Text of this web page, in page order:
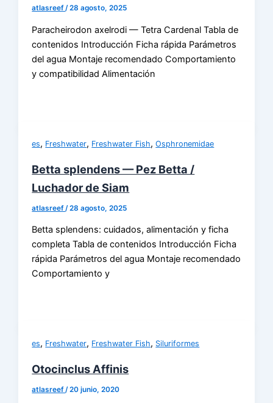
atlasreef/28 agosto, 2025
Paracheirodon axelrodi — Tetra Cardenal Tabla de
contenidos Introducción Ficha rápida Parámetros
del agua Montaje recomendado Comportamiento
y compatibilidad Alimentación
es, Freshwater, Freshwater Fish,Osphronemidae
Betta splendens — Pez Betta /
Luchador de Siam
atlasreef /28 agosto, 2025
Betta splendens: cuidados, alimentación y ficha
completa Tabla de contenidos Introducción Ficha
rápida Parámetros del agua Montaje recomendado
Comportamiento y
es, Freshwater, Freshwater Fish, Siluriformes
Otocinclus Affinis
atlasreef/20 junio, 2020